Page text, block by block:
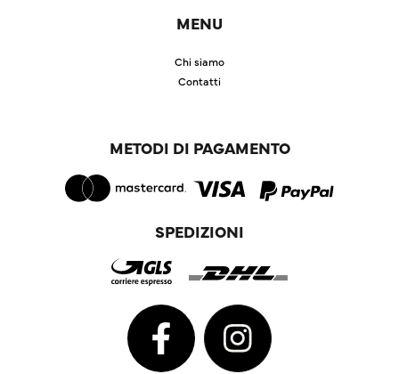
MENU
Chi siamo
Contatti
METODI DI PAGAMENTO
SPEDIZIONI